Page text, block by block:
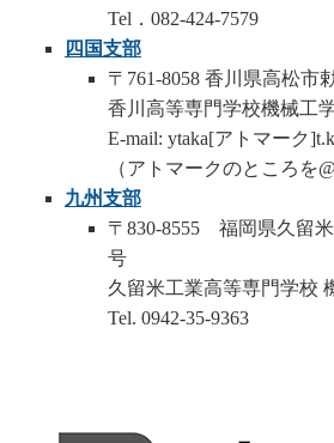
Tel．082-424-7579
四国支部
〒761-8058 香川県高松市
香川高等専門学校機械工
E-mail: ytaka[アトマーク
（アトマークのところを
九州支部
〒830-8555 福岡県久留
号
久留米工業高等専門学校
Tel. 0942-35-9363